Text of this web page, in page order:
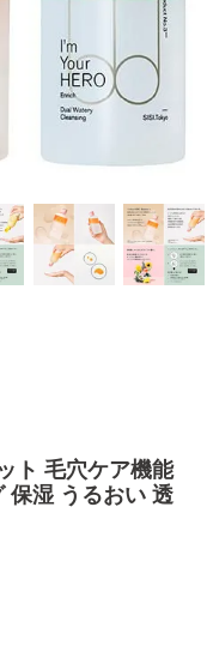
ト 毛穴ケア機能
保湿 うるおい 透